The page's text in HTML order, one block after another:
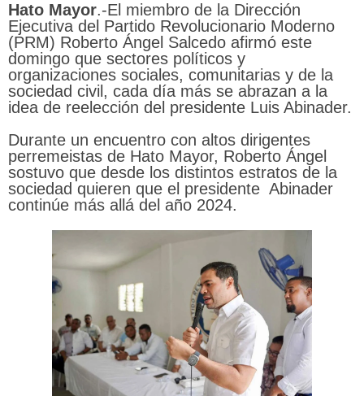
Hato Mayor.-El miembro de la Dirección
Ejecutiva del Partido Revolucionario Moderno
(PRM) Roberto Ángel Salcedo afirmó este
domingo que sectores políticos y
organizaciones sociales, comunitarias y de la
sociedad civil, cada día más se abrazan a la
idea de reelección del presidente Luis Abinader.
Durante un encuentro con altos dirigentes
perremeistas de Hato Mayor, Roberto Ángel
sostuvo que desde los distintos estratos de la
sociedad quieren que el presidente Abinader
continúe más allá del año 2024.